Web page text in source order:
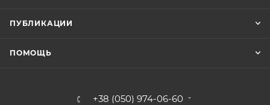
ПУБЛИКАЦИИ
ПОМОЩЬ
+38 (050) 974-06-60